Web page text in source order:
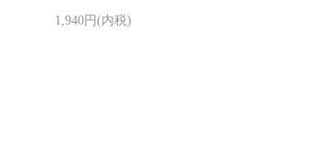
1,940円(内税)